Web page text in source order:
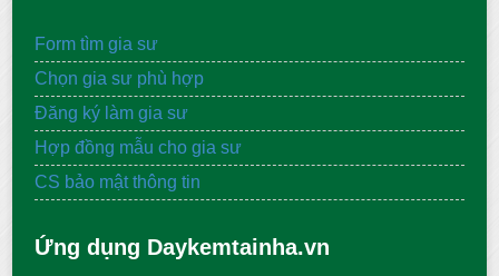
Form tìm gia sư
Chọn gia sư phù hợp
Đăng ký làm gia sư
Hợp đồng mẫu cho gia sư
CS bảo mật thông tin
Ứng dụng Daykemtainha.vn